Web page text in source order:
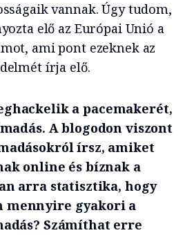
vannak. Úgy tudom,
elő az Európai Unió a
ami pont ezeknek az
írja elő.
a pacemakerét,
A blogodon viszont
írsz, amiket
online és bíznak a
arra statisztika, hogy
mennyire gyakori a
Számíthat erre